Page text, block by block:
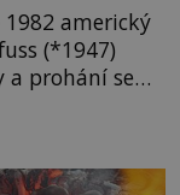
1982 americký
(*1947)
a prohání se
utržený ze
to Dreyfuss
Tímto